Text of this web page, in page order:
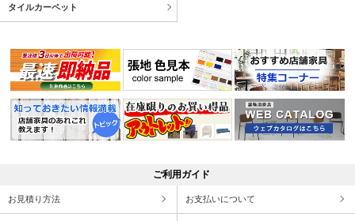
タイルカーペット
ご利用ガイド
お見積り方法 お支払いについて